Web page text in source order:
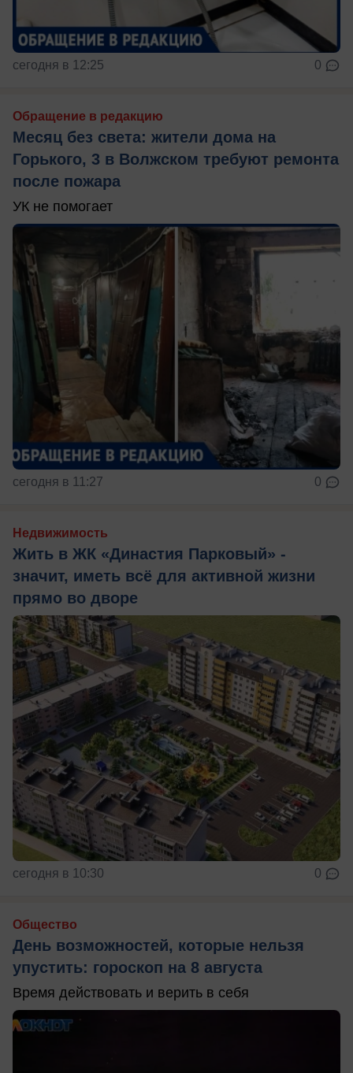
сегодня в 12:25 0
Обращение в редакцию
Месяц без света: жители дома на
Горького, 3 в Волжском требуют ремонта
после пожара
УК не помогает
сегодня в 11:27 0
Недвижимость
Жить в ЖК «Династия Парковый» -
значит, иметь всё для активной жизни
прямо во дворе
сегодня в 10:30 0
Общество
День возможностей, которые нельзя
упустить: гороскоп на 8 августа
Время действовать и верить в себя